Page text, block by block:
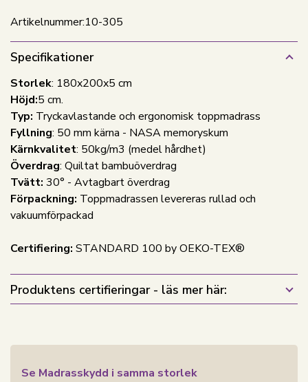
Artikelnummer:10-305
Specifikationer
Storlek: 180x200x5 cm
Höjd:5 cm.
Typ: Tryckavlastande och ergonomisk toppmadrass
Fyllning: 50 mm kärna - NASA memoryskum
Kärnkvalitet: 50kg/m3 (medel hårdhet)
Överdrag: Quiltat bambuöverdrag
Tvätt: 30° - Avtagbart överdrag
Förpackning: Toppmadrassen levereras rullad och
vakuumförpackad
Certifiering: STANDARD 100 by OEKO-TEX®
Produktens certifieringar - läs mer här:
Se Madrasskydd i samma storlek